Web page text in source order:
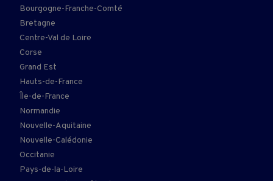
Bourgogne-Franche-Comté
Bretagne
Centre-Val de Loire
Corse
Grand Est
Hauts-de-France
Île-de-France
Normandie
Nouvelle-Aquitaine
Nouvelle-Calédonie
Occitanie
Pays-de-la-Loire